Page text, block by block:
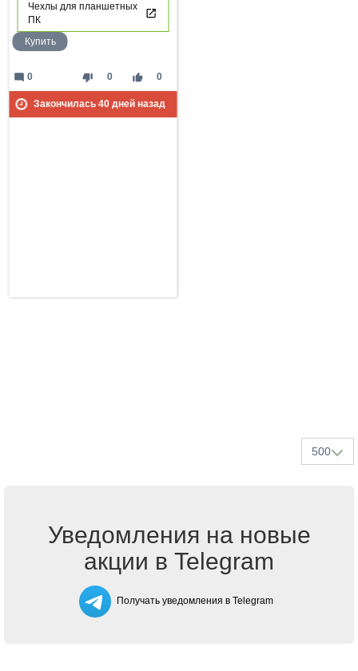
Чехлы для планшетных
ПК
Купить
thumb_down 0 thumb_up 0
mode_comment 0
Закончилась 40дней назад
500
Уведомления на новые
акции в Telegram
Получать уведомления в Telegram